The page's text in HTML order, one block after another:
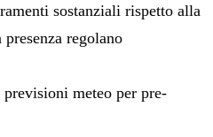
sostanziali rispetto alla
regolano
meteo per pre-